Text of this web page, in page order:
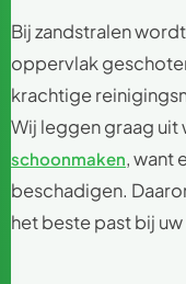
Bij zandstralen
oppervlak
krachtige
Wij leggen graag uit
schoonmaken, want
beschadigen.
het beste past bij